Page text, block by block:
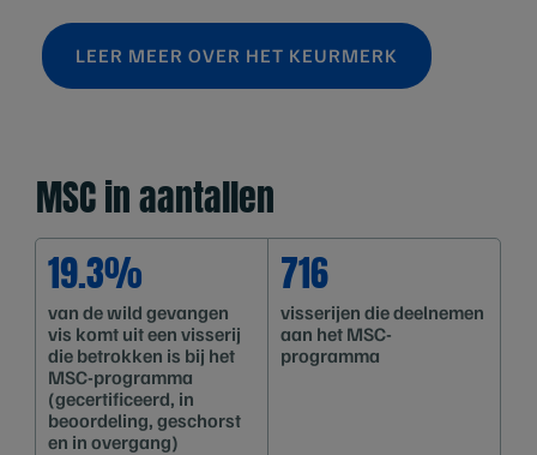
LEER MEER OVER HET KEURMERK
MSC in aantallen
19.3%
van de wild gevangen
vis komt uit een visserij
die betrokken is bij het
MSC-programma
(gecertificeerd, in
beoordeling, geschorst
en in overgang)
716
visserijen die deelnemen
aan het MSC-
programma